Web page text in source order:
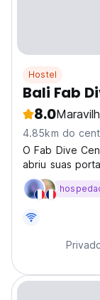
Hostel
Bali Fab
8.0
4.85km do
O Fab Dive
abriu suas
uma reforma.